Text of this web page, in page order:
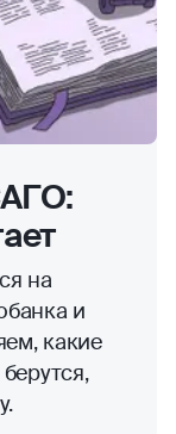
на
и
какие